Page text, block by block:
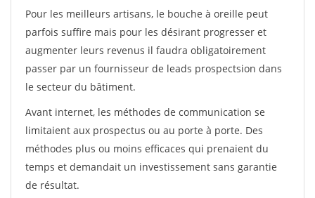
Pour les meilleurs artisans, le bouche à oreille peut
parfois suffire mais pour les désirant progresser et
augmenter leurs revenus il faudra obligatoirement
passer par un fournisseur de leads prospectsion dans
le secteur du bâtiment.
Avant internet, les méthodes de communication se
limitaient aux prospectus ou au porte à porte. Des
méthodes plus ou moins efficaces qui prenaient du
temps et demandait un investissement sans garantie
de résultat.